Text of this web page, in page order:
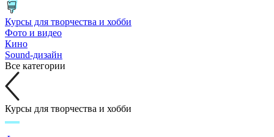
Курсы для творчества и хобби
Фото и видео
Кино
Sound-дизайн
Все категории
Курсы для творчества и хобби